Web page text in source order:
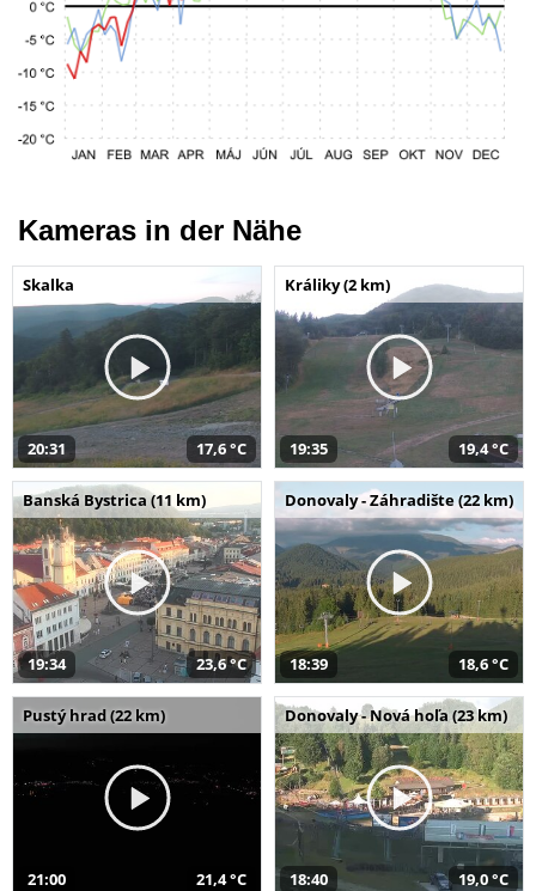
Kameras in der Nähe
Skalka
20:31 17,6 °C
Králiky (2 km)
19:35 19,4 °C
Banská Bystrica (11 km)
19:34 23,6 °C
Donovaly - Záhradište (22 km)
18:39 18,6 °C
Pustý hrad (22 km)
21:00 21,4 °C
Donovaly - Nová hoľa (23 km)
18:40 19,0 °C